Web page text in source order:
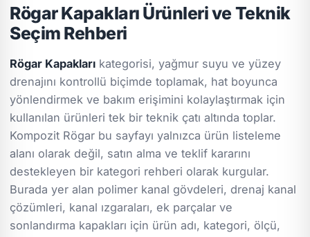
Rögar Kapakları Ürünleri ve Teknik
Seçim Rehberi
Rögar Kapakları kategorisi, yağmur suyu ve yüzey
drenajını kontrollü biçimde toplamak, hat boyunca
yönlendirmek ve bakım erişimini kolaylaştırmak için
kullanılan ürünleri tek bir teknik çatı altında toplar.
Kompozit Rögar bu sayfayı yalnızca ürün listeleme
alanı olarak değil, satın alma ve teklif kararını
destekleyen bir kategori rehberi olarak kurgular.
Burada yer alan polimer kanal gövdeleri, drenaj kanal
çözümleri, kanal ızgaraları, ek parçalar ve
sonlandırma kapakları için ürün adı, kategori, ölçü,